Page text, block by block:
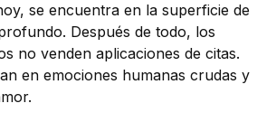
se encuentra en la superficie de
Después de todo, los
no venden aplicaciones de citas.
en emociones humanas crudas y